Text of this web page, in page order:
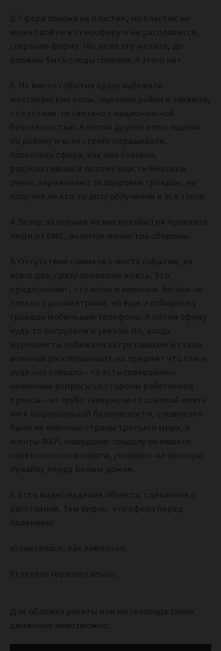
2. Сфера похожа на пластик, но пластик не
может войти в атмосферу и не расплавится,
сохранив форму. Но, если это металл, до
должны быть следы горения. А этого нет.
3. На место события сразу набежали
мексиканские копы, оцепили район и заявили,
что это как-то связано с национальной
безопасностью. А потом другие копы ходили
по району и всех строго опрашивали,
поскольку сфера, как они сказали,
радиоактивная и потому власти Мексики
очень переживают за здоровье граждан, не
получил ли кто-то дозу облучения и все такое.
4. Вслед за копами на место события приехали
люди из ВМС, включая министра обороны.
5. Отсутствие снимков с места события, их
всего два, сразу попавшие в сеть. Это
предполагает, что копы и военные бегали не
только с дозиметрами, но еще и отбирали у
граждан мобильные телефоны. А потом сферу
куда-то погрузили и увезли. Но, когда
журналисты побежали за грузовиком и стали
военных расспрашивать на предмет что там и
куда оно поехало – то есть совершенно
невинные вопросы со стороны работников
прессы – их грубо завернули со ссылкой опять
же к национальной безопасности, словно это
были не военные страны третьего мира, а
агенты ФБР, нашедшие гондолу ох-евшего
советского космонавта, упавшего на зеленую
лужайку перед Белым домом.
6. Есть видео падения объекта, сделанное с
расстояния. Там видно, что сфера перед
падением:
а) светилась, как лампочка;
б) летела горизонтально.
Для обломка ракеты или метеозонда такое
движение невозможно: